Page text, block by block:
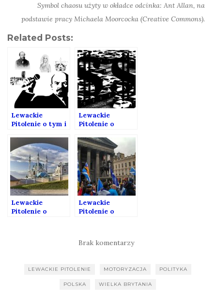
Symbol chaosu użyty w okładce odcinka: Ant Allan, na
podstawie pracy Michaela Moorcocka (Creative Commons).
Related Posts:
Lewackie
Pitolenie o tym i
Lewackie
Pitolenie o
Lewackie
Pitolenie o
Lewackie
Pitolenie o
niepodległości.
Brak komentarzy
LEWACKIE PITOLENIE MOTORYZACJA POLITYKA
POLSKA WIELKA BRYTANIA